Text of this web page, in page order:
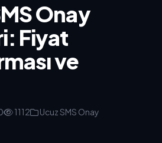
Onay
Fiyat
ve
1112 Ucuz SMS Onay